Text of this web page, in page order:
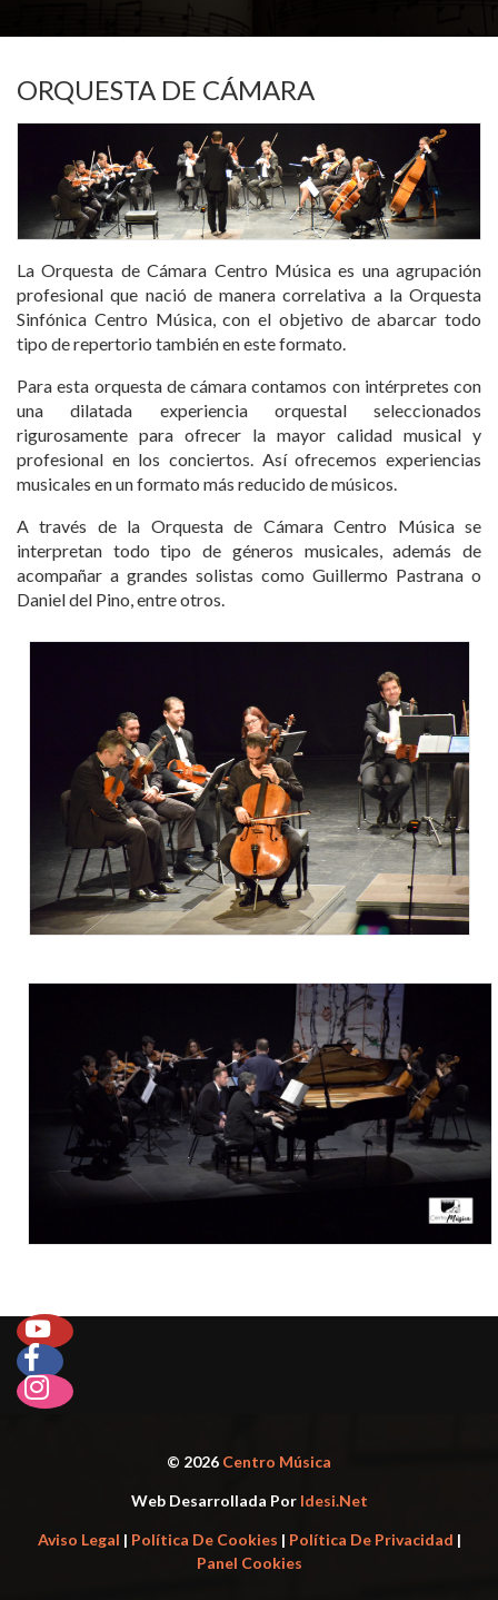
ORQUESTA DE CÁMARA
La Orquesta de Cámara Centro Música es una agrupación
profesional que nació de manera correlativa a la Orquesta
Sinfónica Centro Música, con el objetivo de abarcar todo
tipo de repertorio también en este formato.
Para esta orquesta de cámara contamos con intérpretes con
una dilatada experiencia orquestal seleccionados
rigurosamente para ofrecer la mayor calidad musical y
profesional en los conciertos. Así ofrecemos experiencias
musicales en un formato más reducido de músicos.
A través de la Orquesta de Cámara Centro Música se
interpretan todo tipo de géneros musicales, además de
acompañar a grandes solistas como Guillermo Pastrana o
Daniel del Pino, entre otros.
© 2026 Centro Música
Web Desarrollada PorIdesi.net
Aviso Legal | Política De Cookies | Política De Privacidad |
Panel Cookies